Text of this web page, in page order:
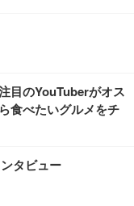
目のYouTuberがオス
食べたいグルメをチ
タビュー